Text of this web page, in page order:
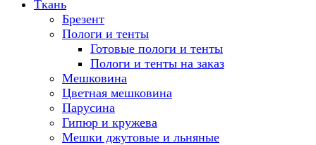
Ткань
Брезент
Пологи и тенты
Готовые пологи и тенты
Пологи и тенты на заказ
Мешковина
Цветная мешковина
Парусина
Гипюр и кружева
Мешки джутовые и льняные